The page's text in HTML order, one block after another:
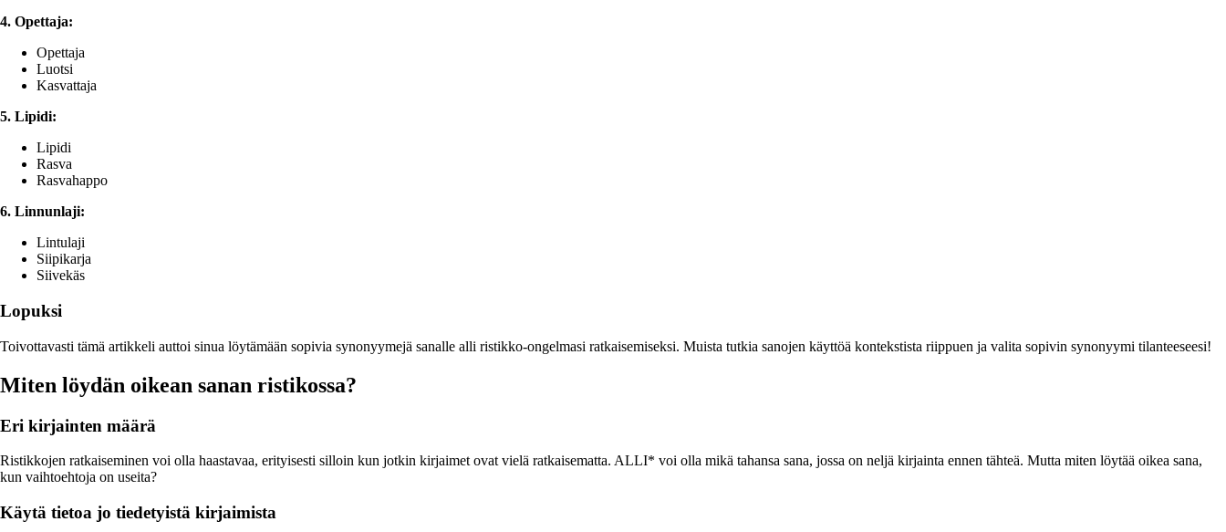
4. Opettaja:
Opettaja
Luotsi
Kasvattaja
5. Lipidi:
Lipidi
Rasva
Rasvahappo
6. Linnunlaji:
Lintulaji
Siipikarja
Siivekäs
Lopuksi
Toivottavasti tämä artikkeli auttoi sinua löytämään sopivia synonyymejä sanalle alli ristikko-ongelmasi ratkaisemiseksi. Muista tutkia sanojen käyttöä kontekstista riippuen ja valita sopivin synonyymi tilanteeseesi!
Miten löydän oikean sanan ristikossa?
Eri kirjainten määrä
Ristikkojen ratkaiseminen voi olla haastavaa, erityisesti silloin kun jotkin kirjaimet ovat vielä ratkaisematta. ALLI* voi olla mikä tahansa sana, jossa on neljä kirjainta ennen tähteä. Mutta miten löytää oikea sana,
kun vaihtoehtoja on useita?
Käytä tietoa jo tiedetyistä kirjaimista